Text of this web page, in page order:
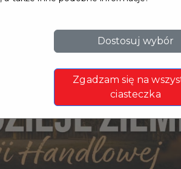
Dostosuj wybór
Zgadzam się na
ciasteczka